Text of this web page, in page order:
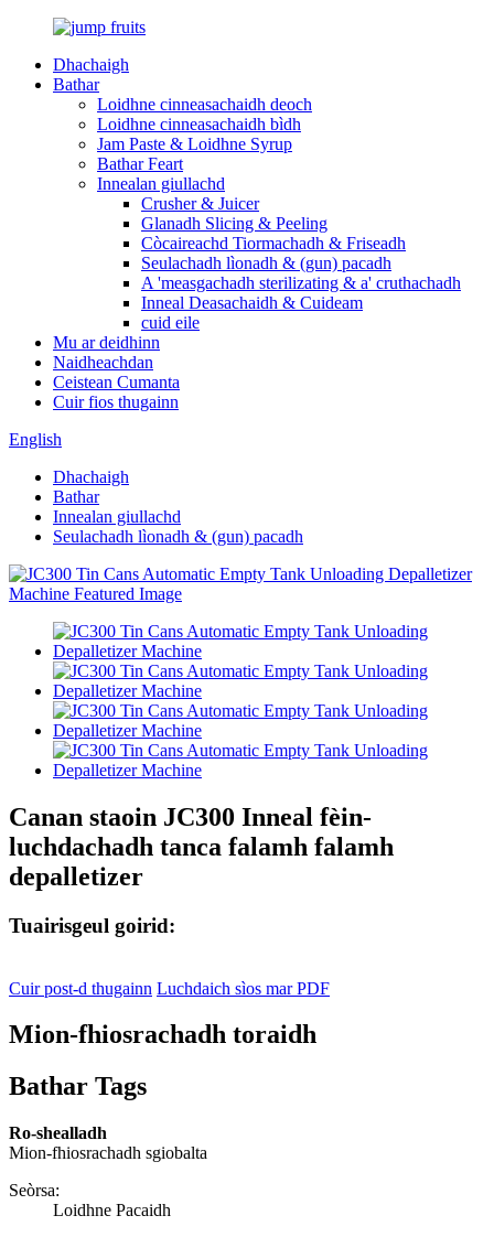
Dhachaigh
Bathar
Loidhne cinneasachaidh deoch
Loidhne cinneasachaidh bìdh
Jam Paste & Loidhne Syrup
Bathar Feart
Innealan giullachd
Crusher & Juicer
Glanadh Slicing & Peeling
Còcaireachd Tiormachadh & Friseadh
Seulachadh lìonadh & (gun) pacadh
A 'measgachadh sterilizating & a' cruthachadh
Inneal Deasachaidh & Cuideam
cuid eile
Mu ar deidhinn
Naidheachdan
Ceistean Cumanta
Cuir fios thugainn
English
Dhachaigh
Bathar
Innealan giullachd
Seulachadh lìonadh & (gun) pacadh
Canan staoin JC300 Inneal fèin-
luchdachadh tanca falamh falamh
depalletizer
Tuairisgeul goirid:
Cuir post-d thugainn Luchdaich sìos mar PDF
Mion-fhiosrachadh toraidh
Bathar Tags
Ro-shealladh
Mion-fhiosrachadh sgiobalta
Seòrsa:
Loidhne Pacaidh